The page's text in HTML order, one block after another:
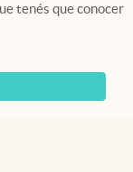
tenés que conocer